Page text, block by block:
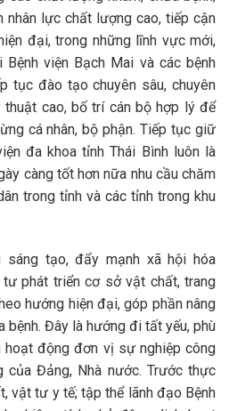
nhân lực chất lượng cao, tiếp cận
đại, trong những lĩnh vực mới,
viện Bạch Mai và các bệnh
tục đào tạo chuyên sâu, chuyên
cao, bố trí cán bộ hợp lý để
cá nhân, bộ phận. Tiếp tục giữ
đa khoa tỉnh Thái Bình luôn là
càng tốt hơn nữa nhu cầu chăm
trong tỉnh và các tỉnh trong khu
tạo, đẩy mạnh xã hội hóa
phát triển cơ sở vật chất, trang
hướng hiện đại, góp phần nâng
bệnh. Đây là hướng đi tất yếu, phù
động đơn vị sự nghiệp công
của Đảng, Nhà nước. Trước thực
vật tư y tế; tập thể lãnh đạo Bệnh